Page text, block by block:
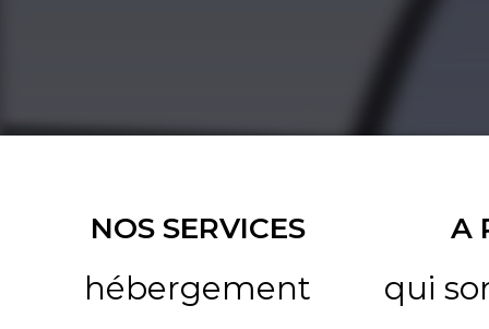
NOS SERVICES
hébergement
A
qui